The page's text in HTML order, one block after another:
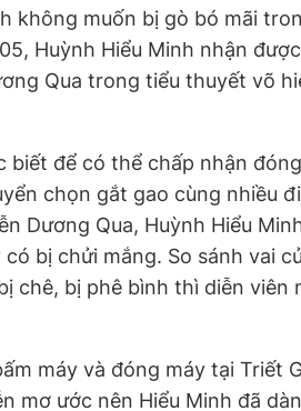
không muốn bị gò bó mãi
Huỳnh Hiểu Minh nhận
Qua trong tiểu thuyết võ
biết để có thể chấp nhận
chọn gắt gao cùng nhiều
Dương Qua, Huỳnh Hiểu
bị chửi mắng. So sánh vai
chê, bị phê bình thì diễn viên
máy và đóng máy tại Triết
mơ ước nên Hiểu Minh đã